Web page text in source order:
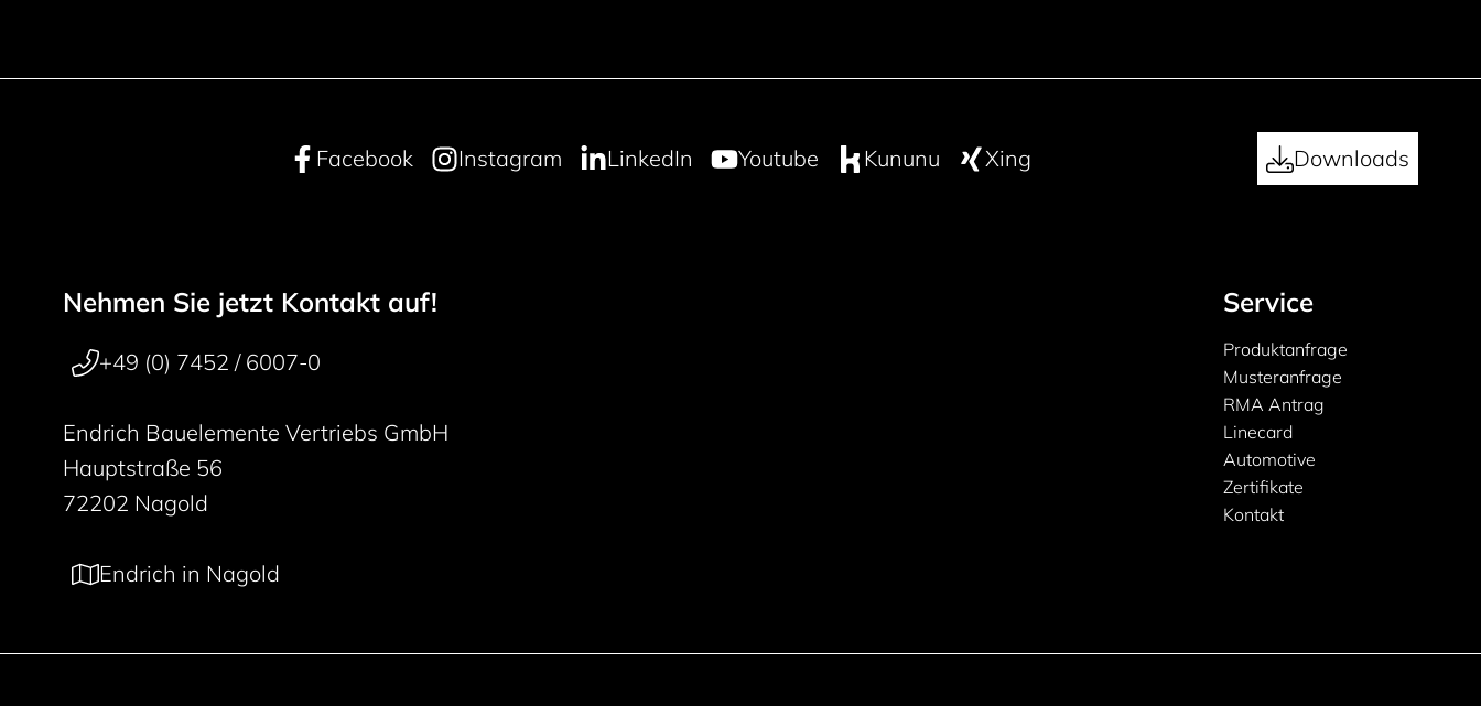
Facebook Instagram LinkedIn Youtube Kununu Xing Downloads
50 years
Footer navigation
Nehmen Sie jetzt Kontakt auf!
+49 (0) 7452 / 6007-0
Endrich Bauelemente Vertriebs GmbH
Hauptstraße 56
72202 Nagold
Endrich in Nagold
Service
Produktanfrage
Musteranfrage
RMA Antrag
Linecard
Automotive
Zertifikate
Kontakt